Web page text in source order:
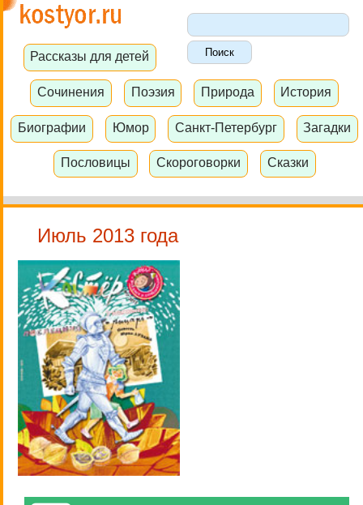
Рассказы для детей
Сочинения Поэзия Природа История
Биографии Юмор Санкт-Петербург Загадки
Пословицы Скороговорки Сказки
Июль 2013 года